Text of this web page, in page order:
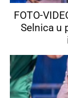
FOTO-
Selnica u